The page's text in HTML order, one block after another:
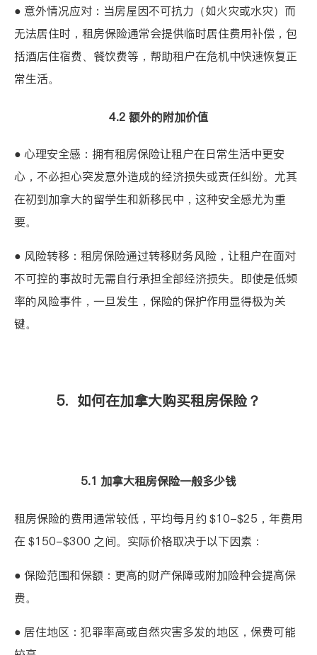
● 意外情况应对：当房屋因不可抗力（如火灾或水灾）而
无法居住时，租房保险通常会提供临时居住费用补偿，包
括酒店住宿费、餐饮费等，帮助租户在危机中快速恢复正
常生活。
4.2 额外的附加价值
● 心理安全感：拥有租房保险让租户在日常生活中更安
心，不必担心突发意外造成的经济损失或责任纠纷。尤其
在初到加拿大的留学生和新移民中，这种安全感尤为重
要。
● 风险转移：租房保险通过转移财务风险，让租户在面对
不可控的事故时无需自行承担全部经济损失。即使是低频
率的风险事件，一旦发生，保险的保护作用显得极为关
键。
5. 如何在加拿大购买租房保险？
5.1 加拿大租房保险一般多少钱
租房保险的费用通常较低，平均每月约 $10-$25，年费用
在 $150-$300 之间。实际价格取决于以下因素：
● 保险范围和保额：更高的财产保障或附加险种会提高保
费。
● 居住地区：犯罪率高或自然灾害多发的地区，保费可能